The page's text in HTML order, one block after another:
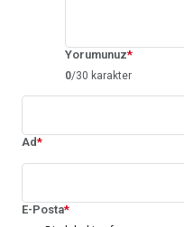
Yorumunuz*
0/30 karakter
Ad*
E-Posta*